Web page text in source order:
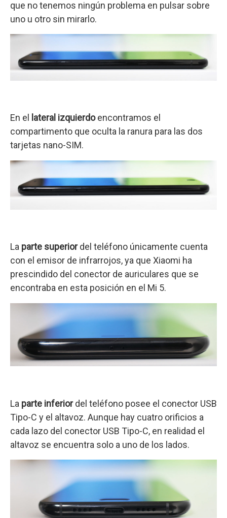
que no tenemos ningún problema en pulsar sobre
uno u otro sin mirarlo.
En el lateral izquierdoencontramos el
compartimento que oculta la ranura para las dos
tarjetas nano-SIM.
La parte superiordel teléfono únicamente cuenta
con el emisor de infrarrojos, ya que Xiaomi ha
prescindido del conector de auriculares que se
encontraba en esta posición en el Mi 5.
La parte inferiordel teléfono posee el conector USB
Tipo-C y el altavoz. Aunque hay cuatro orificios a
cada lazo del conector USB Tipo-C, en realidad el
altavoz se encuentra solo a uno de los lados.